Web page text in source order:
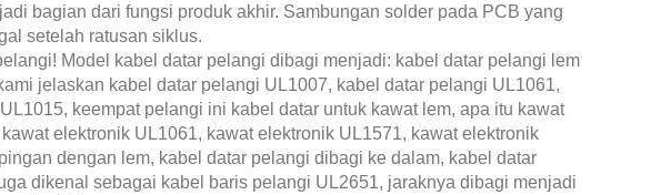
bagian dari fungsi produk akhir. Sambungan solder pada PCB yang
setelah ratusan siklus.
Model kabel datar pelangi dibagi menjadi: kabel datar pelangi lem
jelaskan kabel datar pelangi UL1007, kabel datar pelangi UL1061,
keempat pelangi ini kabel datar untuk kawat lem, apa itu kawat
elektronik UL1061, kawat elektronik UL1571, kawat elektronik
dengan lem, kabel datar pelangi dibagi ke dalam, kabel datar
dikenal sebagai kabel baris pelangi UL2651, jaraknya dibagi menjadi